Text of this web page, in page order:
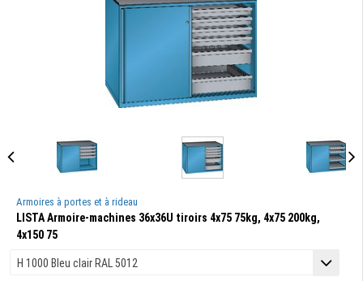
Armoires à portes et à rideau
LISTA Armoire-machines 36x36U tiroirs 4x75 75kg, 4x75 200kg,
4x150 75